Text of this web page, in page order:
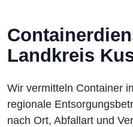
Landkreis
Wir vermitteln Container
regionale
nach Ort, Abfallart und